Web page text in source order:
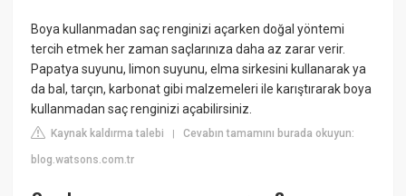
Boya kullanmadan saç renginizi açarken doğal yöntemi
tercih etmek her zaman saçlarınıza daha az zarar verir.
Papatya suyunu, limon suyunu, elma sirkesini kullanarak ya
da bal, tarçın, karbonat gibi malzemeleri ile karıştırarak boya
kullanmadan saç renginizi açabilirsiniz.
Kaynak kaldırma talebi |Cevabın tamamını burada okuyun:
blog.watsons.com.tr